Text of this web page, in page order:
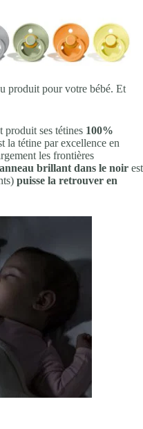
produit pour votre bébé. Et
ses tétines 100%
la tétine par excellence en
les frontières
brillant dans le noir est
puisse la retrouver en